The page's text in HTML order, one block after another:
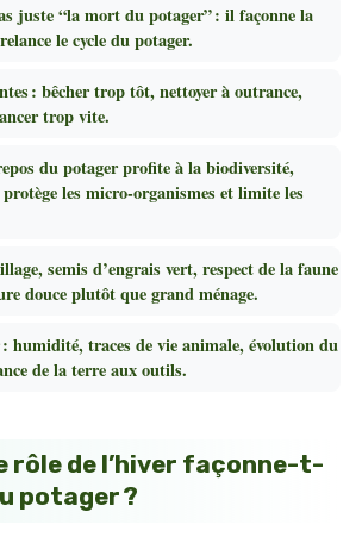
juste “la mort du potager” : il façonne la
le cycle du potager.
: bêcher trop tôt, nettoyer à outrance,
trop vite.
du potager profite à la biodiversité,
les micro-organismes et limite les
semis d’engrais vert, respect de la faune
douce plutôt que grand ménage.
: humidité, traces de vie animale, évolution du
de la terre aux outils.
rôle de l’hiver façonne-t-
potager ?